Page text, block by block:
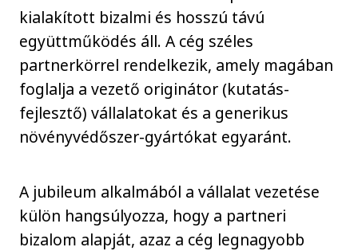
kialakított bizalmi és hosszú távú
együttműködés áll. A cég széles
partnerkörrel rendelkezik, amely magában
foglalja a vezető originátor (kutatás-
fejlesztő) vállalatokat és a generikus
növényvédőszer-gyártókat egyaránt.
A jubileum alkalmából a vállalat vezetése
külön hangsúlyozza, hogy a partneri
bizalom alapját, azaz a cég legnagyobb